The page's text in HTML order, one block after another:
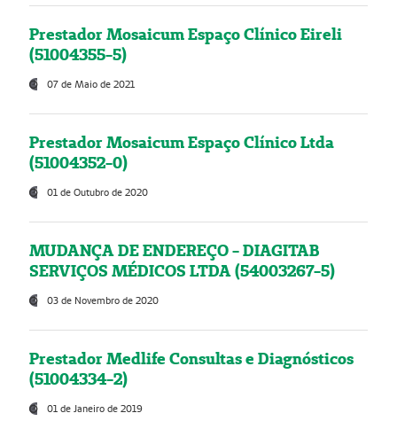
Prestador Mosaicum Espaço Clínico Eireli
(51004355-5)
07 de Maio de 2021
Prestador Mosaicum Espaço Clínico Ltda
(51004352-0)
01 de Outubro de 2020
MUDANÇA DE ENDEREÇO - DIAGITAB
SERVIÇOS MÉDICOS LTDA (54003267-5)
03 de Novembro de 2020
Prestador Medlife Consultas e Diagnósticos
(51004334-2)
01 de Janeiro de 2019